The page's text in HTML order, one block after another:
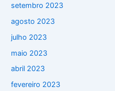
setembro 2023
agosto 2023
julho 2023
maio 2023
abril 2023
fevereiro 2023